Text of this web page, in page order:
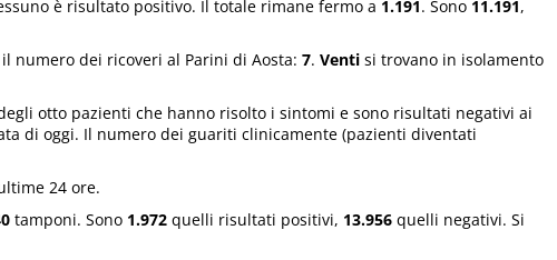
è risultato positivo. Il totale rimane fermo a 1.191. Sono 11.191,
numero dei ricoveri al Parini di Aosta: 7. Venti si trovano in isolamento
otto pazienti che hanno risolto i sintomi e sono risultati negativi ai
di oggi. Il numero dei guariti clinicamente (pazienti diventati
24 ore.
tamponi. Sono 1.972 quelli risultati positivi, 13.956 quelli negativi. Si